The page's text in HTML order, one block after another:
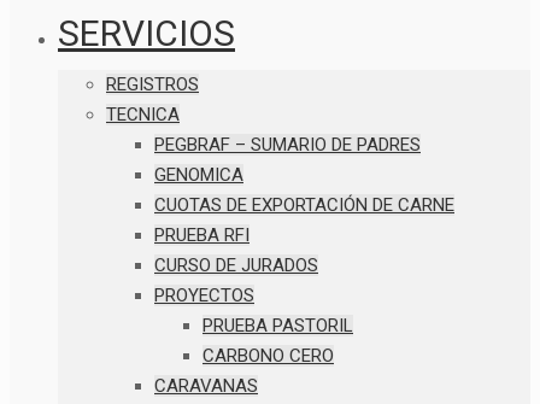
SERVICIOS
REGISTROS
TECNICA
PEGBRAF – SUMARIO DE PADRES
GENOMICA
CUOTAS DE EXPORTACIÓN DE CARNE
PRUEBA RFI
CURSO DE JURADOS
PROYECTOS
PRUEBA PASTORIL
CARBONO CERO
CARAVANAS